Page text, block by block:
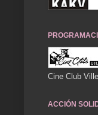
Cine Club
ACCIÓN